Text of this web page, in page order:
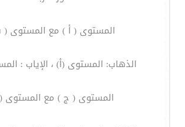
المستوى ( أ ) مع المستوى
الذهاب: المستوى (أ) ، الإياب :
المستوى ( ج ) مع المستوى